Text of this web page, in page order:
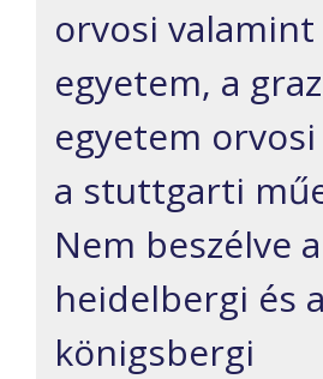
orvosi valamint
egyetem, a
egyetem
a stuttgarti
Nem beszélve
heidelbergi és a
königsbergi